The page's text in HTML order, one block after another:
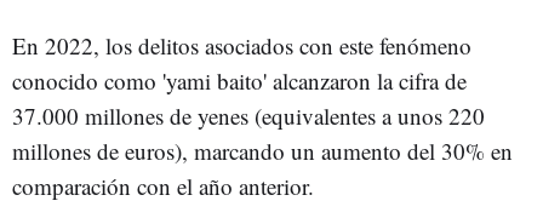
En 2022, los delitos asociados con este fenómeno
conocido como 'yami baito' alcanzaron la cifra de
37.000 millones de yenes (equivalentes a unos 220
millones de euros), marcando un aumento del 30% en
comparación con el año anterior.